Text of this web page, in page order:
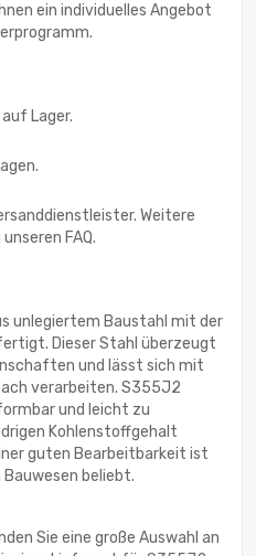
ein individuelles Angebot
Lager.
Weitere
FAQ.
unlegiertem Baustahl mit der
Dieser Stahl überzeugt
und lässt sich mit
verarbeiten. S355J2
und leicht zu
Kohlenstoffgehalt
guten Bearbeitbarkeit ist
beliebt.
Sie eine große Auswahl an